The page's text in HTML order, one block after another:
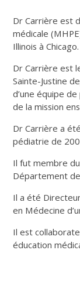
Dr Carrière est
médicale
Illinois à Chicago.
Dr Carrière est
Sainte-Justine
d’une équipe
de la mission
Dr Carrière a
pédiatrie de
Il fut membre
Département
Il a été
en Médecine
Il est
éducation